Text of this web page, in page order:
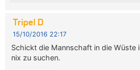
Tripel D
15/10/2016 22:17
Schickt die Mannschaft in die Wüste
nix zu suchen.